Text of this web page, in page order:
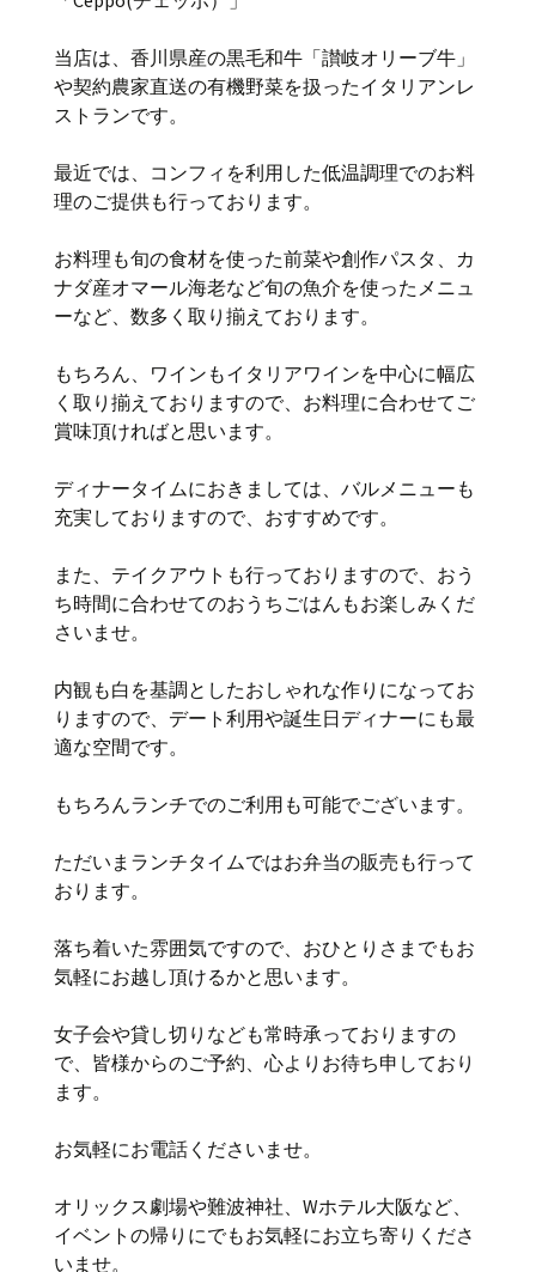
当店は、香川県産の黒毛和牛「讃岐オリーブ牛」
や契約農家直送の有機野菜を扱ったイタリアンレ
ストランです。
最近では、コンフィを利用した低温調理でのお料
理のご提供も行っております。
お料理も旬の食材を使った前菜や創作パスタ、カ
ナダ産オマール海老など旬の魚介を使ったメニュ
ーなど、数多く取り揃えております。
もちろん、ワインもイタリアワインを中心に幅広
く取り揃えておりますので、お料理に合わせてご
賞味頂ければと思います。
ディナータイムにおきましては、バルメニューも
充実しておりますので、おすすめです。
また、テイクアウトも行っておりますので、おう
ち時間に合わせてのおうちごはんもお楽しみくだ
さいませ。
内観も白を基調としたおしゃれな作りになってお
りますので、デート利用や誕生日ディナーにも最
適な空間です。
もちろんランチでのご利用も可能でございます。
ただいまランチタイムではお弁当の販売も行って
おります。
落ち着いた雰囲気ですので、おひとりさまでもお
気軽にお越し頂けるかと思います。
女子会や貸し切りなども常時承っておりますの
で、皆様からのご予約、心よりお待ち申しており
ます。
お気軽にお電話くださいませ。
オリックス劇場や難波神社、Wホテル大阪など、
イベントの帰りにでもお気軽にお立ち寄りくださ
いませ。